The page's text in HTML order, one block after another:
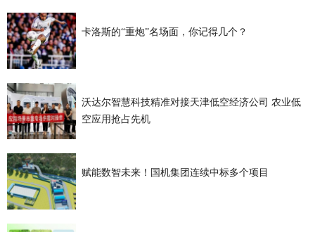
卡洛斯的“重炮”名场面，你记得几个？
沃达尔智慧科技精准对接天津低空经济公司 农业低
空应用抢占先机
赋能数智未来！国机集团连续中标多个项目